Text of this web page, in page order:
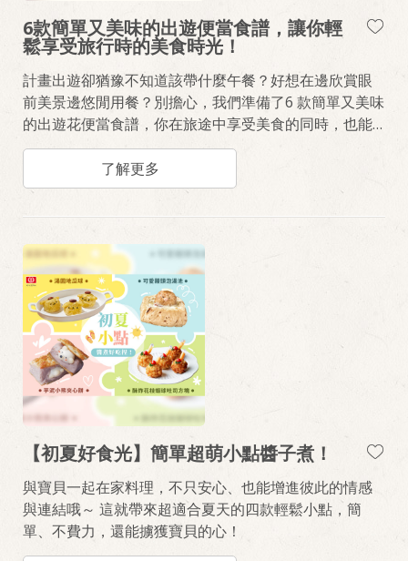
6款簡單又美味的出遊便當食譜，讓你輕
鬆享受旅行時的美食時光！
計畫出遊卻猶豫不知道該帶什麼午餐？好想在邊欣賞眼
前美景邊悠閒用餐？別擔心，我們準備了6 款簡單又美味
的出遊花便當食譜，你在旅途中享受美食的同時，也能
輕鬆滿足胃口。跟著小編的的分享，增添家庭春遊旅行
中一絲美味和便利吧！
了解更多
【初夏好食光】簡單超萌小點醬子煮！
與寶貝一起在家料理，不只安心、也能增進彼此的情感
與連結哦～ 這就帶來超適合夏天的四款輕鬆小點，簡
單、不費力，還能擄獲寶貝的心！